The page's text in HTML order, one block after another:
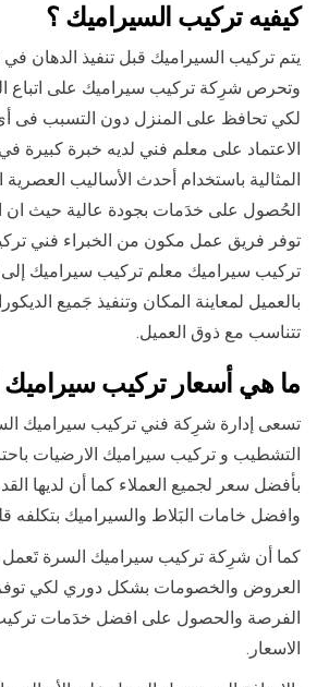
كيفيه تركيب السيراميك ؟
يتم تركيب السيراميك قبل تنفيذ الدهان في
وتحرص شرِكة تركيب سيراميك على اتباع
لكي تحافظ على المنزل دون التسبب فى
الاعتماد على معلم فني لديه خبرة كبيرة
المثالية باستخدام أحدث الأساليب
الحُصول على خدَمات بجودة عالية حيث ان
توفر فريق عمل مكون من الخبراء فني
تركيب سيراميك معلم تركيب سيراميك
بالعميل لمعاينة المكان وتنفيذ جَميع
تتناسب مع ذوق العميل.
ما هي أسعار تركيب
تسعى إدارة شرِكة فني تركيب سيراميك
التشطيب و تركيب سيراميك الارضيات
بأفضل سعر لجميع العملاء كما أن لديها
وافضل خامات البَلاط والسيراميك بتكلفه
كما أن شرِكة تركيب سيراميك السرة تَعمل
العروض والخصومات بشكل دوري لكي توفر
الفرصة والحصول على افضل خدَمات
الاسعار.